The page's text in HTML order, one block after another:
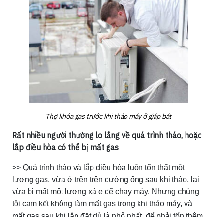
Thợ khóa gas trước khi tháo máy ở giáp bát
Rất nhiều người thường lo lắng về quá trình tháo, hoặc
lắp điều hòa có thể bị mất gas
>> Quá trình tháo và lắp điều hòa luôn tổn thất một
lượng gas, vừa ở trên trên đường ống sau khi tháo, lại
vừa bị mất một lượng xả e để chạy máy. Nhưng chúng
tôi cam kết không làm mất gas trong khi tháo máy, và